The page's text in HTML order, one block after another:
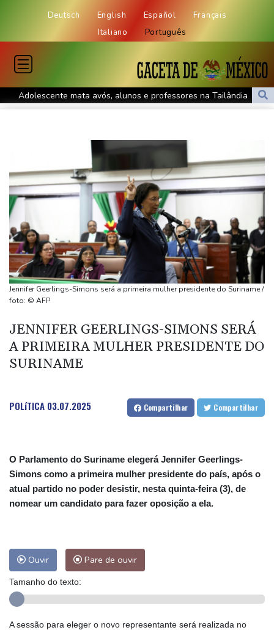
Deutsch English Español
Français
Italiano
Português
Adolescente mata avós, alunos e professores na Tailândia
Governo e oposição têm primeiro encontro rumo a transição
Protesto contra projeto de lei termina em confronto na Argentina
Governo e oposição têm primeiro encontro para transição política
na Venezuela
Meta é condenada a pagar US$ 567 milhões para estado dos
EUA por caso envolvendo menores nas redes
Lucro da Petrobras dobra com produção recorde e alta do
petróleo
Governo e oposição iniciam diálogo com vistas a uma transição
política na Venezuela
Manifestantes entram em confronto com polícia na Argentina por
Trump assina decreto contra 'turismo' da cidadania por
nascimento
Kompany confia nos reforços do Bayern para conquistar a
Jennifer Geerlings-Simons será a primeira mulher presidente do Suriname /
foto: © AFP
JENNIFER GEERLINGS-SIMONS SERÁ
A PRIMEIRA MULHER PRESIDENTE DO
SURINAME
POLíTICA 03.07.2025 Compartilhar Compartilhar
O Parlamento do Suriname elegerá Jennifer Geerlings-
Simons como a primeira mulher presidente do país, após o
atual partido no poder desistir, nesta quinta-feira (3), de
nomear um candidato para fazer oposição a ela.
Ouvir Pare de ouvir
Tamanho do texto:
A sessão para eleger o novo representante será realizada no